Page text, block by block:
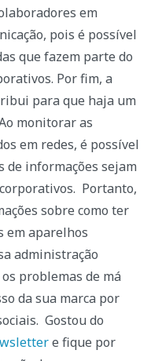
em
pois é possível
que fazem parte do
Por fim, a
para que haja um
monitorar as
em redes, é possível
de informações sejam
Portanto,
sobre como ter
em aparelhos
administração
problemas de má
da sua marca por
Gostou do
e fique por